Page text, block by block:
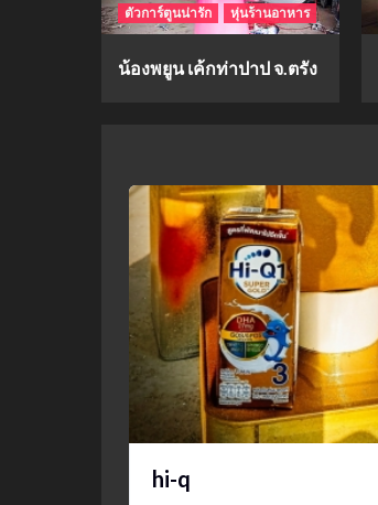
ตัวการ์ตูนน่ารัก หุ่นร้านอาหาร
น้องพยูน เค้กท่าปาป จ.ตรัง
hi-q